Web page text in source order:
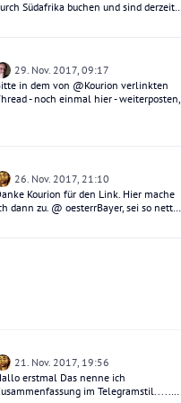
Südafrika buchen und sind derzeit
finden. Kennt jemand Madiba
Leipzig? Danke fürs Feedback
fan
29. Nov. 2017, 09:17
in dem von @Kourion verlinkten
- noch einmal hier - weiterposten,
26. Nov. 2017, 21:10
Kourion für den Link. Hier mache
dann zu. @ oesterrBayer, sei so nett
21. Nov. 2017, 19:56
erstmal Das nenne ich
im Telegramstil.....